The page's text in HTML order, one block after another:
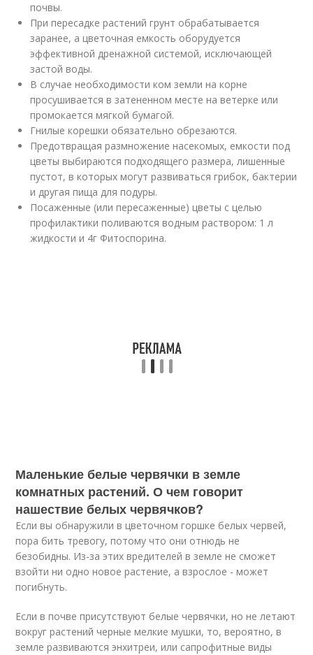
почвы.
При пересадке растений грунт обрабатывается
заранее, а цветочная емкость оборудуется
эффективной дренажной системой, исключающей
застой воды.
В случае необходимости ком земли на корне
просушивается в затененном месте на ветерке или
промокается мягкой бумагой.
Гнилые корешки обязательно обрезаются.
Предотвращая размножение насекомых, емкости под
цветы выбираются подходящего размера, лишенные
пустот, в которых могут развиваться грибок, бактерии
и другая пища для подуры.
Посаженные (или пересаженные) цветы с целью
профилактики поливаются водным раствором: 1 л
жидкости и 4г Фитоспорина.
Маленькие белые червячки в земле
комнатных растений. О чем говорит
нашествие белых червячков?
Если вы обнаружили в цветочном горшке белых червей,
пора бить тревогу, потому что они отнюдь не
безобидны. Из-за этих вредителей в земле не сможет
взойти ни одно новое растение, а взрослое - может
погибнуть.
Если в почве присутствуют белые червячки, но не летают
вокруг растений черные мелкие мушки, то, вероятно, в
земле развиваются энхитреи, или сапрофитные виды